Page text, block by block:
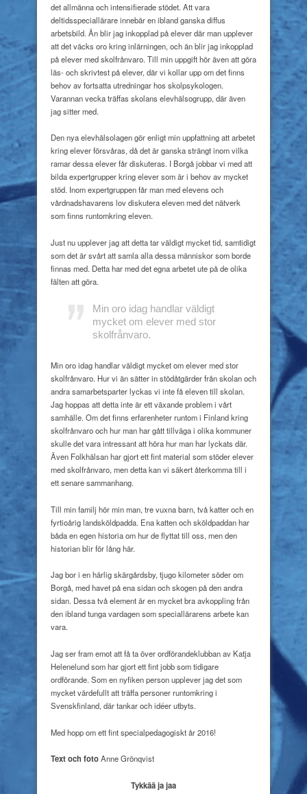
det allmänna och intensifierade stödet. Att vara
deltidsspeciallärare innebär en ibland ganska diffus
arbetsbild. Än blir jag inkopplad på elever där man upplever
att det väcks oro kring inlärningen, och än blir jag inkopplad
på elever med skolfrånvaro. Till min uppgift hör även att göra
läs- och skrivtest på elever, där vi kollar upp om det finns
behov av fortsatta utredningar hos skolpsykologen.
Varannan vecka träffas skolans elevhälsogrupp, där även
jag sitter med.
Den nya elevhälsolagen gör enligt min uppfattning att arbetet
kring elever försvåras, då det är ganska strängt inom vilka
ramar dessa elever får diskuteras. I Borgå jobbar vi med att
bilda expertgrupper kring elever som är i behov av mycket
stöd. Inom expertgruppen får man med elevens och
vårdnadshavarens lov diskutera eleven med det nätverk
som finns runtomkring eleven.
Just nu upplever jag att detta tar väldigt mycket tid, samtidigt
som det är svårt att samla alla dessa människor som borde
finnas med. Detta har med det egna arbetet ute på de olika
fälten att göra.
Min oro idag handlarväldigt
mycket om elever med stor
skolfrånvaro.
Min oro idag handlar väldigt mycket om elever med stor
skolfrånvaro. Hur vi än sätter in stödåtgärder från skolan och
andra samarbetsparter lyckas vi inte få eleven till skolan.
Jag hoppas att detta inte är ett växande problem i vårt
samhälle. Om det finns erfarenheter runtom i Finland kring
skolfrånvaro och hur man har gått tillväga i olika kommuner
skulle det vara intressant att höra hur man har lyckats där.
Även Folkhälsan har gjort ett fint material som stöder elever
med skolfrånvaro, men detta kan vi säkert återkomma till i
ett senare sammanhang.
Till min familj hör min man, tre vuxna barn, två katter och en
fyrtioårig landsköldpadda. Ena katten och sköldpaddan har
båda en egen historia om hur de flyttat till oss, men den
historian blir för lång här.
Jag bor i en härlig skärgårdsby, tjugo kilometer söder om
Borgå, med havet på ena sidan och skogen på den andra
sidan. Dessa två element är en mycket bra avkoppling från
den ibland tunga vardagen som speciallärarens arbete kan
vara.
Jag ser fram emot att få ta över ordförandeklubban av Katja
Helenelund som har gjort ett fint jobb som tidigare
ordförande. Som en nyfiken person upplever jag det som
mycket värdefullt att träffa personer runtomkring i
Svenskfinland, där tankar och idéer utbyts.
Med hopp om ett fint specialpedagogiskt år 2016!
Text och fotoAnne Grönqvist
Tykkää ja jaa